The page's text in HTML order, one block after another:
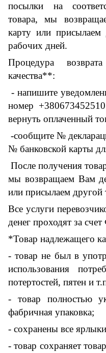
посылки на
товара, мы
карту или
рабочих дней.
Процедура
качества**:
- напишите
номер
вернуть оплаченный
-сообщите №
№ банковской карты
После получения
мы возвращаем Вам
или присылаем другой
Все услуги
денег проходят за
*Товар надлежащего
- товар не был в
использования
потертостей, пятен и
- товар полностью
фабричная упаковка;
- сохранены все
- товар сохраняет